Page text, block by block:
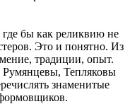
бы как реликвию не
Это и понятно. Из
традиции, опыт.
Тепляковы
знаменитые